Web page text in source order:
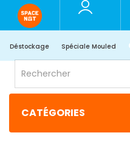
Déstockage Spéciale Mouled
CATÉGORIES